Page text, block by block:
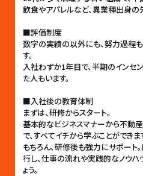
飲食やアパレルなど、異業種出身の
■評価制度
数字の実績の以外にも、努力過程
す。
入社わずか1年目で、半期のインセ
た人もいます。
■入社後の教育体制
まずは、研修からスタート。
基本的なビジネスマナーから不動
で、すべてイチから学ぶことができま
もちろん、研修後も強力にサポート
行し、仕事の流れや実践的なノウ
ょう。